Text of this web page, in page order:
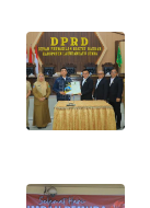
WN
KALSEL
KALTIM